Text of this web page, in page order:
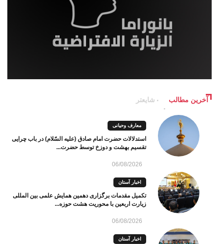
آخرین مطالب شایعتر
معارف وحیانی
استدلالات حضرت امام صادق (علیه السّلام) در باب چرایی
تقسیم بهشت و دوزخ توسط حضرت...
06/08/2026
اخبار آستان
تکمیل مقدمات برگزاری دهمین همایش علمی بین المللی
زیارت اربعین با محوریت هشت حوزه...
06/08/2026
اخبار آستان